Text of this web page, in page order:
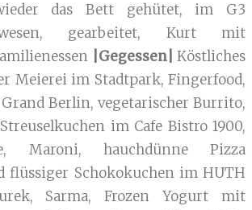
das Bett gehütet, im G3
gearbeitet, Kurt mit
|Gegessen| Köstliches
Meierei im Stadtpark, Fingerfood,
Berlin, vegetarischer Burrito,
im Cafe Bistro 1900,
Maroni, hauchdünne Pizza
flüssiger Schokokuchen im HUTH
Sarma, Frozen Yogurt mit